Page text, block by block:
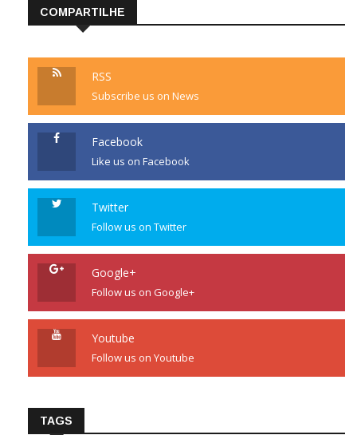
COMPARTILHE
RSS
Subscribe us on News
Facebook
Like us on Facebook
Twitter
Follow us on Twitter
Google+
Follow us on Google+
Youtube
Follow us on Youtube
TAGS